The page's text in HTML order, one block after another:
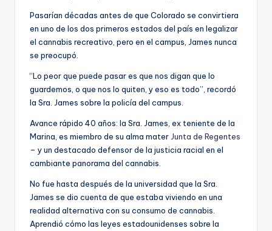
Pasarían décadas antes de que Colorado se convirtiera
en uno de los dos primeros estados del país en legalizar
el cannabis recreativo, pero en el campus, James nunca
se preocupó.
“Lo peor que puede pasar es que nos digan que lo
guardemos, o que nos lo quiten, y eso es todo”, recordó
la Sra. James sobre la policía del campus.
Avance rápido 40 años: la Sra. James, ex teniente de la
Marina, es miembro de su alma mater Junta de Regentes
– y un destacado defensor de la justicia racial en el
cambiante panorama del cannabis.
No fue hasta después de la universidad que la Sra.
James se dio cuenta de que estaba viviendo en una
realidad alternativa con su consumo de cannabis.
Aprendió cómo las leyes estadounidenses sobre la